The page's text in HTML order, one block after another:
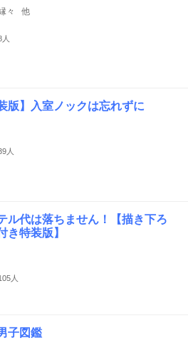
々 他
版】入室ノックは忘れずに
人
ル代は落ちません！【描き下ろ
き特装版】
人
子図鑑